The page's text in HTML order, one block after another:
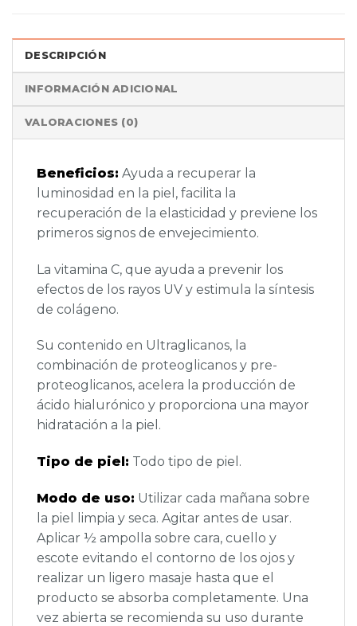
DESCRIPCIÓN
INFORMACIÓN ADICIONAL
VALORACIONES (0)
Beneficios: Ayuda a recuperar la
luminosidad en la piel, facilita la
recuperación de la elasticidad y previene los
primeros signos de envejecimiento.
La vitamina C, que ayuda a prevenir los
efectos de los rayos UV y estimula la síntesis
de colágeno.
Su contenido en Ultraglicanos, la
combinación de proteoglicanos y pre-
proteoglicanos, acelera la producción de
ácido hialurónico y proporciona una mayor
hidratación a la piel.
Tipo de piel: Todo tipo de piel.
Modo de uso: Utilizar cada mañana sobre
la piel limpia y seca. Agitar antes de usar.
Aplicar ½ ampolla sobre cara, cuello y
escote evitando el contorno de los ojos y
realizar un ligero masaje hasta que el
producto se absorba completamente. Una
vez abierta se recomienda su uso durante